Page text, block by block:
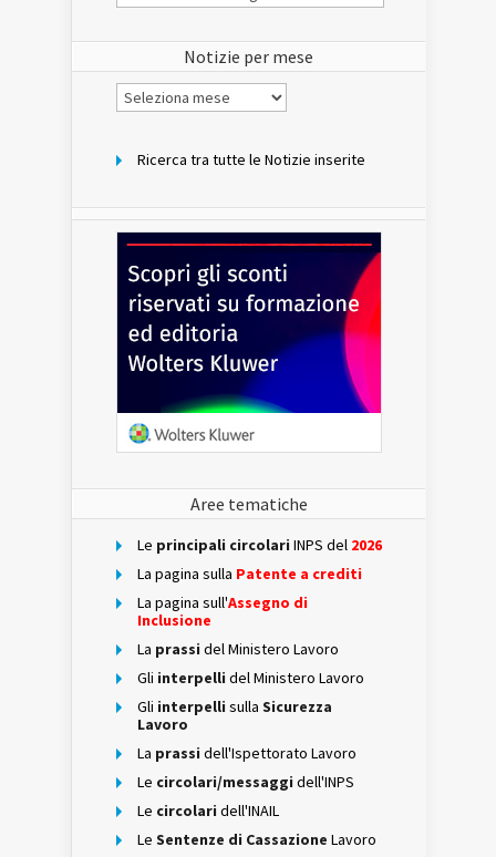
Notizie per mese
Notizie
per
Ricerca tra tutte le Notizie inserite
Aree tematiche
Le principali circolari INPS del 2026
La pagina sulla Patente a crediti
La pagina sull'Assegno di
Inclusione
La prassi del Ministero Lavoro
Gli interpelli del Ministero Lavoro
Gli interpelli sulla Sicurezza
Lavoro
La prassi dell'Ispettorato Lavoro
Le circolari/messaggi dell'INPS
Le circolari dell'INAIL
Le Sentenze di Cassazione Lavoro